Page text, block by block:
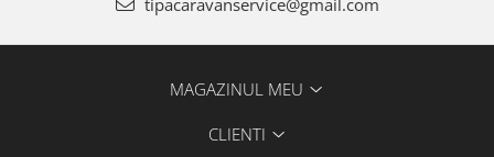
MAGAZINUL MEU
CLIENTI